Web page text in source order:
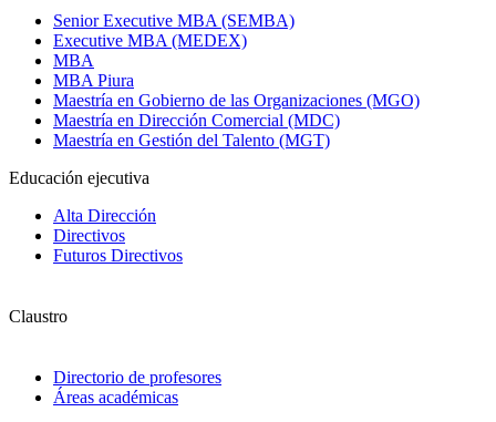
Senior Executive MBA (SEMBA)
Executive MBA (MEDEX)
MBA
MBA Piura
Maestría en Gobierno de las Organizaciones (MGO)
Maestría en Dirección Comercial (MDC)
Maestría en Gestión del Talento (MGT)
Educación ejecutiva
Alta Dirección
Directivos
Futuros Directivos
Claustro
Directorio de profesores
Áreas académicas